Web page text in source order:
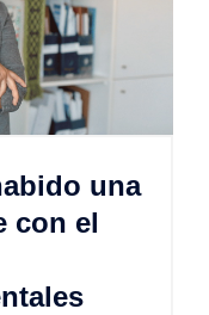
una
con el